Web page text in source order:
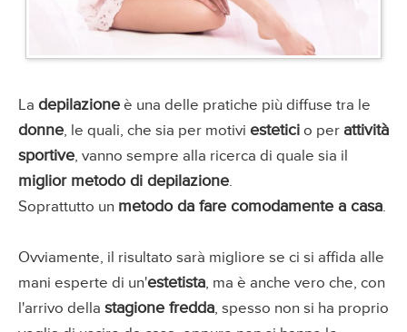
La depilazione è una delle pratiche più diffuse tra le
donne, le quali, che sia per motivi estetici o per attività
sportive, vanno sempre alla ricerca di quale sia il
miglior metodo di depilazione.
Soprattutto un metodo da fare comodamente a casa.
Ovviamente, il risultato sarà migliore se ci si affida alle
mani esperte di un'estetista, ma è anche vero che, con
l'arrivo della stagione fredda, spesso non si ha proprio